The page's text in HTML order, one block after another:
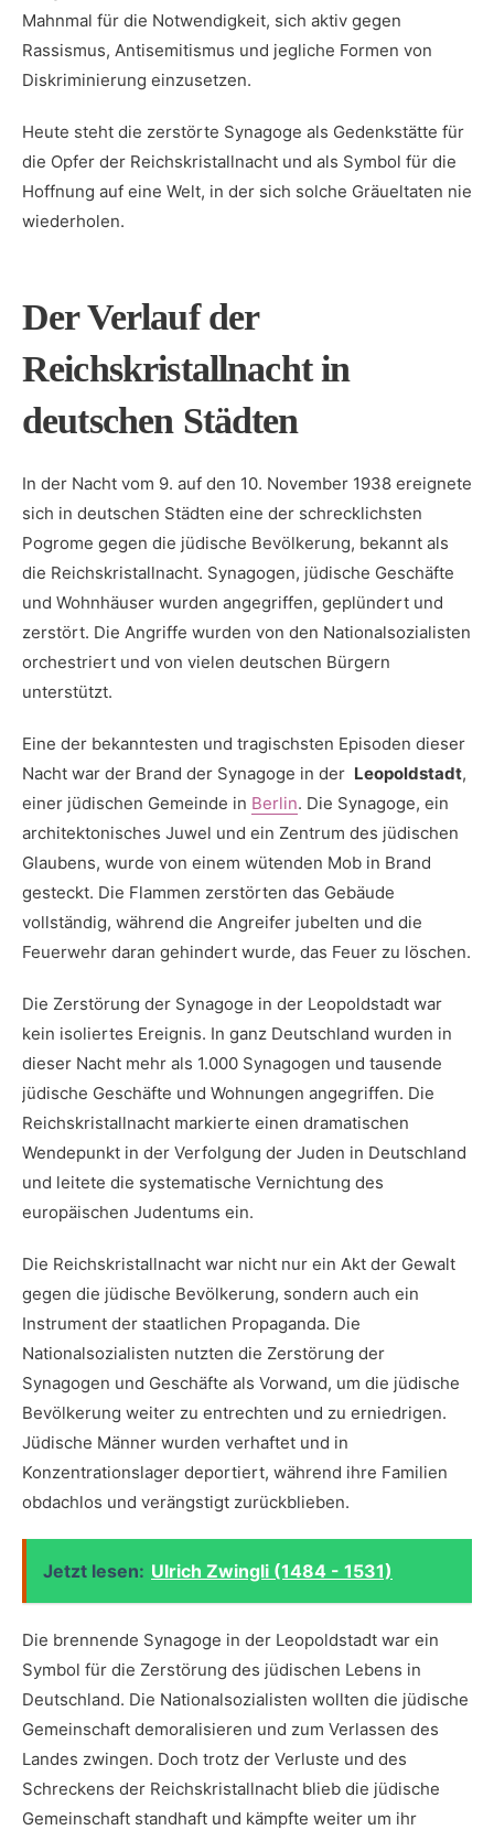
Mahnmal für die Notwendigkeit, sich aktiv gegen
Rassismus, Antisemitismus⁢ und jegliche Formen von
Diskriminierung einzusetzen.
Heute⁢ steht die⁤ zerstörte Synagoge als Gedenkstätte für⁢
die Opfer der Reichskristallnacht⁢ und als Symbol ⁤für die⁢
Hoffnung auf eine Welt, in der sich solche Gräueltaten nie
wiederholen.
Der Verlauf der​
Reichskristallnacht in
deutschen Städten
In der Nacht vom 9. auf den 10. November 1938⁢ ereignete
sich‌ in deutschen Städten eine der schrecklichsten
Pogrome gegen die jüdische Bevölkerung, bekannt als‍
die Reichskristallnacht. Synagogen, jüdische ‌Geschäfte
‍und Wohnhäuser wurden angegriffen, geplündert und
zerstört. Die Angriffe wurden von den⁢ Nationalsozialisten
orchestriert und von vielen deutschen Bürgern
unterstützt.
Eine der bekanntesten und tragischsten ⁤Episoden dieser
Nacht war der Brand ​der Synagoge in der ‌ Leopoldstadt,
einer jüdischen Gemeinde in Berlin. Die Synagoge, ein
architektonisches Juwel und ‍ein Zentrum des jüdischen
Glaubens, wurde von einem wütenden Mob ⁤in Brand
gesteckt. Die Flammen zerstörten das Gebäude
vollständig, während die Angreifer jubelten und ​die
Feuerwehr daran gehindert wurde, das Feuer zu löschen.
Die Zerstörung der Synagoge in der Leopoldstadt war
kein isoliertes Ereignis. In ganz‍ Deutschland wurden in
dieser Nacht mehr als 1.000 Synagogen und tausende
jüdische Geschäfte und Wohnungen angegriffen.⁣ Die
Reichskristallnacht markierte‍ einen dramatischen
Wendepunkt in‌ der Verfolgung der Juden in⁣ Deutschland
und leitete die systematische Vernichtung⁣ des
europäischen Judentums ein.
Die⁤ Reichskristallnacht war nicht ​nur ein Akt⁢ der Gewalt
‍gegen die jüdische Bevölkerung, ⁢sondern⁣ auch ein
Instrument der staatlichen Propaganda. Die​
Nationalsozialisten⁣ nutzten die ⁣Zerstörung der
Synagogen und⁣ Geschäfte als Vorwand, um die‍ jüdische
Bevölkerung weiter zu entrechten ⁤und zu ​erniedrigen.
Jüdische ⁤Männer​ wurden verhaftet und in
Konzentrationslager‍ deportiert, während ⁤ihre Familien
obdachlos und verängstigt zurückblieben.
Jetzt lesen: Ulrich Zwingli (1484 - 1531)
Die brennende Synagoge in der Leopoldstadt war ein
Symbol‌ für die Zerstörung des jüdischen ⁢Lebens in
Deutschland. Die Nationalsozialisten wollten die jüdische
Gemeinschaft demoralisieren und zum Verlassen des
Landes zwingen. Doch trotz ⁣der Verluste und ‌des
Schreckens der Reichskristallnacht blieb die⁣ jüdische
Gemeinschaft standhaft und kämpfte weiter um ihr